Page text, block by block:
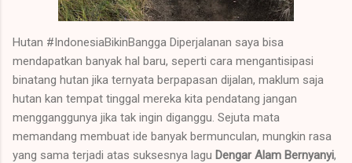
Hutan #IndonesiaBikinBangga Diperjalanan saya bisa
mendapatkan banyak hal baru, seperti cara mengantisipasi
binatang hutan jika ternyata berpapasan dijalan, maklum saja
hutan kan tempat tinggal mereka kita pendatang jangan
mengganggunya jika tak ingin diganggu. Sejuta mata
memandang membuat ide banyak bermunculan, mungkin rasa
yang sama terjadi atas suksesnya lagu Dengar Alam Bernyanyi,